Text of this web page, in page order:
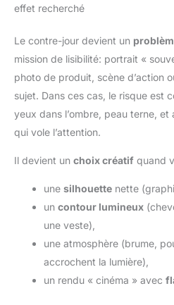
effet recherché
Le contre-jour devient un
mission de lisibilité: portrait «
photo de produit, scène d’action
sujet. Dans ces cas, le risque est
yeux dans l’ombre, peau terne,
qui vole l’attention.
Il devient un choix créatif quand
une silhouette nette
un contour lumineux
une veste),
une atmosphère (brume,
accrochent la lumière),
un rendu « cinéma » avec